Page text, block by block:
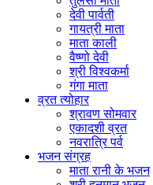
देवी पार्वती
गायत्री माता
माता काली
वैष्णो देवी
श्री विश्वकर्मा
गंगा माता
व्रत त्योहार
श्रावण सोमवार
एकादशी व्रत
नवरात्रि पर्व
भजन संग्रह
माता रानी के भजन